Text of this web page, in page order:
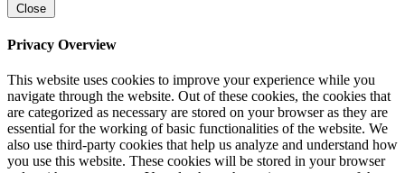
Close
Privacy Overview
This website uses cookies to improve your experience while you
navigate through the website. Out of these cookies, the cookies that
are categorized as necessary are stored on your browser as they are
essential for the working of basic functionalities of the website. We
also use third-party cookies that help us analyze and understand how
you use this website. These cookies will be stored in your browser